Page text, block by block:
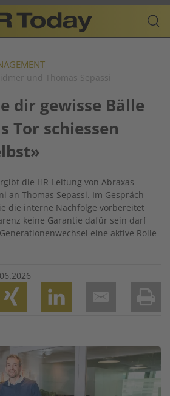
und Thomas Sepassi
dir gewisse Bälle
Tor schiessen
die HR-Leitung von Abraxas
an Thomas Sepassi. Im Gespräch
die interne Nachfolge vorbereitet
keine Garantie dafür sein darf
eine aktive Rolle